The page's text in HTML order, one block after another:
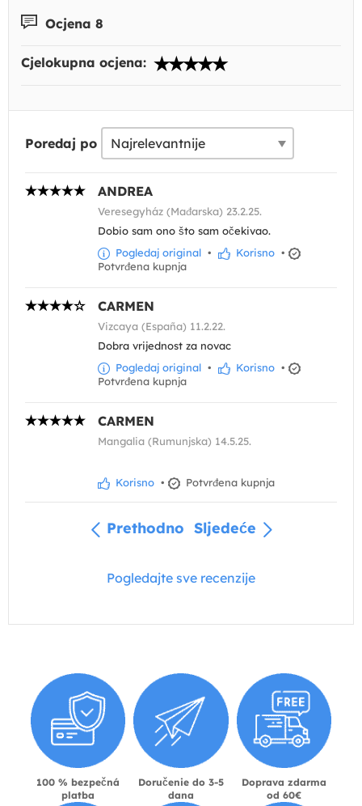
Ocjena 8
Cjelokupna ocjena:
Poredaj po
ANDREA
Veresegyház (Mađarska) 23.2.25.
Dobio sam ono što sam očekivao.
Pogledaj original • Korisno •
Potvrđena kupnja
CARMEN
Vizcaya (España) 11.2.22.
Dobra vrijednost za novac
Pogledaj original • Korisno •
Potvrđena kupnja
CARMEN
Mangalia (Rumunjska) 14.5.25.
Korisno • Potvrđena kupnja
Prethodno Sljedeće
Pogledajte sve recenzije
100 % bezpečná
platba
Doručenie do 3-5
dana
Doprava zdarma
od 60€